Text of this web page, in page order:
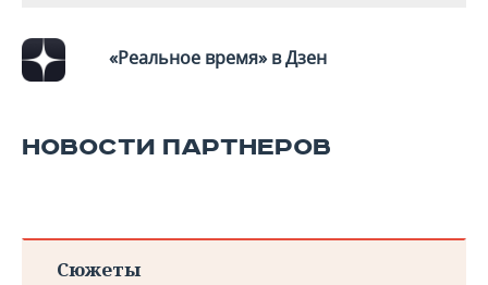
«Реальное время» в Дзен
НОВОСТИ ПАРТНЕРОВ
Сюжеты